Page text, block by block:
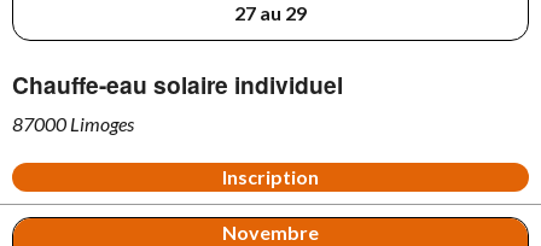
27 au 29
Chauffe-eau solaire individuel
87000 Limoges
Inscription
Novembre